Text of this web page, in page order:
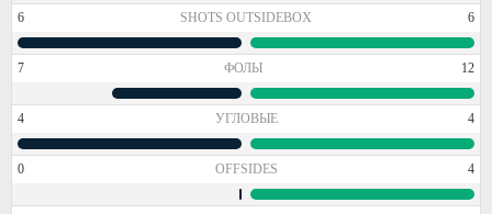
6 SHOTS OUTSIDEBOX 6
7 ФОЛЫ 12
4 УГЛОВЫЕ 4
0 OFFSIDES 4